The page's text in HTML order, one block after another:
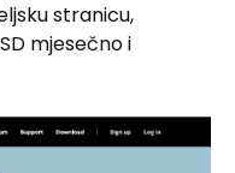
stranicu,
mjesečno i